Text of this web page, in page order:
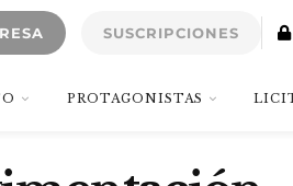
SUSCRIPCIONES
PROTAGONISTAS